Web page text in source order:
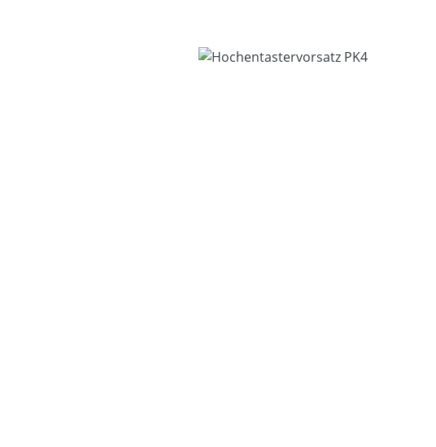
Bildergalerie überspringen